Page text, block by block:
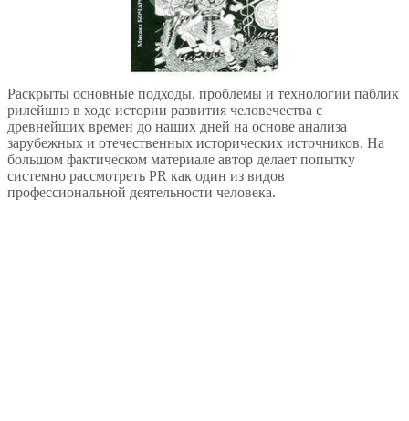
Раскрыты основные подходы, проблемы и технологии паблик
рилейшнз в ходе истории развития человечества с
древнейших времен до наших дней на основе анализа
зарубежных и отечественных исторических источников. На
большом фактическом материале автор делает попытку
системно рассмотреть PR как один из видов
профессиональной деятельности человека.